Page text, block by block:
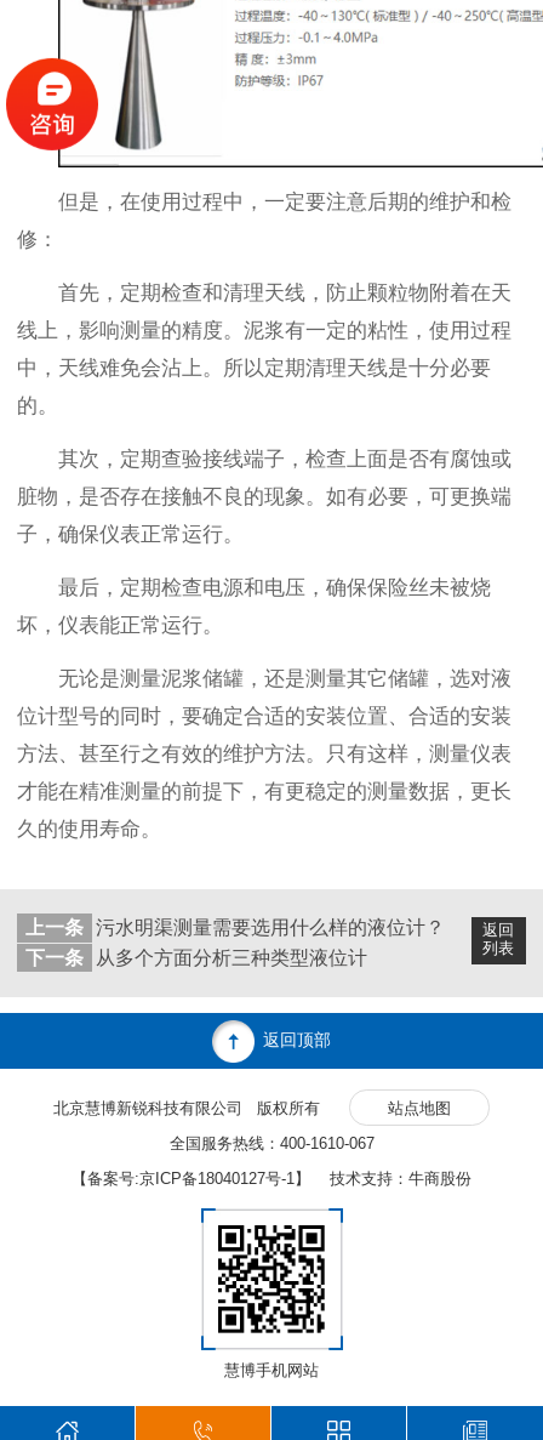
但是，在使用过程中，一定要注意后期的维护和检
修：
首先，定期检查和清理天线，防止颗粒物附着在天
线上，影响测量的精度。泥浆有一定的粘性，使用过程
中，天线难免会沾上。所以定期清理天线是十分必要
的。
其次，定期查验接线端子，检查上面是否有腐蚀或
脏物，是否存在接触不良的现象。如有必要，可更换端
子，确保仪表正常运行。
最后，定期检查电源和电压，确保保险丝未被烧
坏，仪表能正常运行。
无论是测量泥浆储罐，还是测量其它储罐，选对液
位计型号的同时，要确定合适的安装位置、合适的安装
方法、甚至行之有效的维护方法。只有这样，测量仪表
才能在精准测量的前提下，有更稳定的测量数据，更长
久的使用寿命。
返回
列表
上一条 污水明渠测量需要选用什么样的液位计？
下一条
从多个方面分析三种类型液位计
返回顶部
北京慧博新锐科技有限公司 版权所有
站点地图
全国服务热线：400-1610-067
【备案号:京ICP备18040127号-1】 技术支持：牛商股份
慧博手机网站